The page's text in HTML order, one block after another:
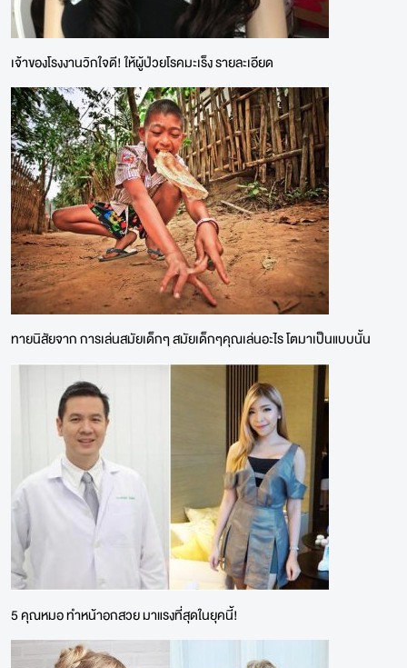
เจ้าของโรงงานวิกใจดี! ให้ผู้ป่วยโรคมะเร็ง รายละเอียด
ทายนิสัยจาก การเล่นสมัยเด็กๆ สมัยเด็กๆคุณเล่นอะไร โตมาเป็นแบบนั้น
5 คุณหมอ ทำหน้าอกสวย มาแรงที่สุดในยุคนี้!